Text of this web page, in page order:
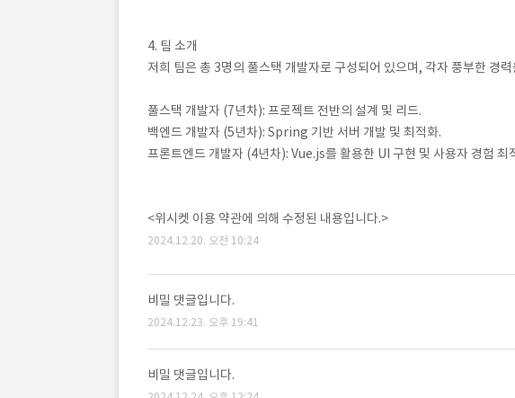
4. 팀 소개
저희 팀은 총 3명의 풀스택 개발자로 구성되어 있으며, 각자 풍부한 경
풀스택 개발자 (7년차): 프로젝트 전반의 설계 및 리드.
백엔드 개발자 (5년차): Spring 기반 서버 개발 및 최적화.
프론트엔드 개발자 (4년차): Vue.js를 활용한 UI 구현 및 사용자 경험 최
<위시켓 이용 약관에 의해 수정된 내용입니다.>
2024.12.20. 오전 10:24
비밀 댓글입니다.
2024.12.23. 오후 19:41
비밀 댓글입니다.